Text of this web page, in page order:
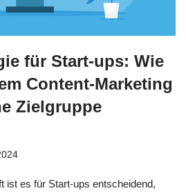
für Start-ups: Wie
Content-Marketing
Zielgruppe
ist es für Start-ups entscheidend,